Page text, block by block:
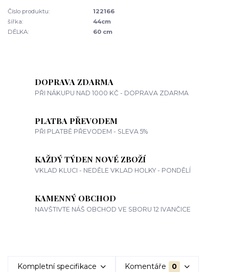
Číslo produktu:
122166
šířka:
44cm
DÉLKA:
60 cm
DOPRAVA ZDARMA
PŘI NÁKUPU NAD 1000 KČ - DOPRAVA ZDARMA
PLATBA PŘEVODEM
PŘI PLATBĚ PŘEVODEM - SLEVA 5%
KAŽDÝ TÝDEN NOVÉ ZBOŽÍ
VKLAD KLUCI - NEDĚLE VKLAD HOLKY - PONDĚLÍ
KAMENNÝ OBCHOD
NAVŠTIVTE NÁŠ OBCHOD VE SBORU 12 IVANČICE
Kompletní specifikace Komentáře 0